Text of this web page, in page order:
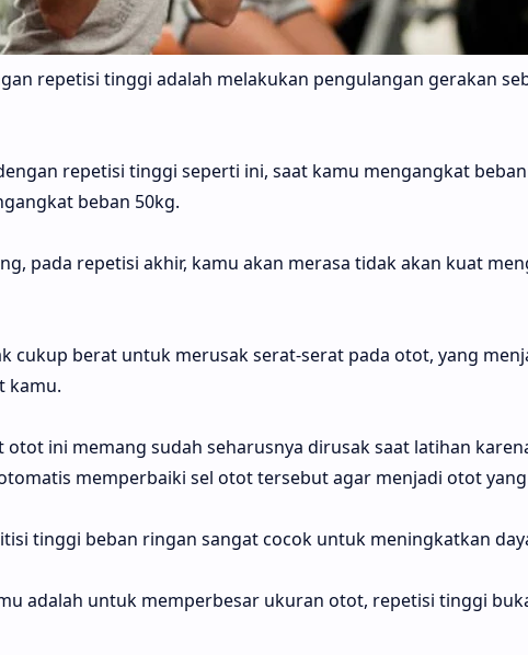
repetisi tinggi adalah melakukan pengulangan gerakan
repetisi tinggi seperti ini, saat kamu mengangkat
beban 50kg.
pada repetisi akhir, kamu akan merasa tidak akan kuat
cukup berat untuk merusak serat-serat pada otot, yang
kamu.
otot ini memang sudah seharusnya dirusak saat latihan
memperbaiki sel otot tersebut agar menjadi otot yang
tinggi beban ringan sangat cocok untuk meningkatkan
adalah untuk memperbesar ukuran otot, repetisi tinggi